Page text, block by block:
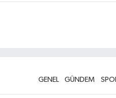
GENEL GÜNDEM